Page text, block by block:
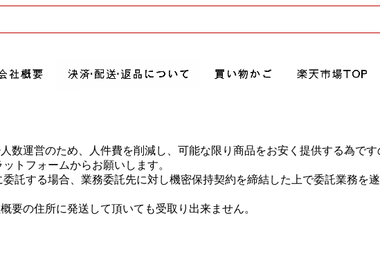
数運営のため、人件費を削減し、可能な限り商品をお安く提供する為で
トフォームからお願いします。
託する場合、業務委託先に対し機密保持契約を締結した上で委託業務を
要の住所に発送して頂いても受取り出来ません。